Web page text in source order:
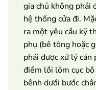
gia chủ không phải
hệ thống cửa đi.
ra một yêu cầu kỹ
phụ (bê tông hoặc
phải được xử lý
điểm lồi lõm cục
bênh dưới bước